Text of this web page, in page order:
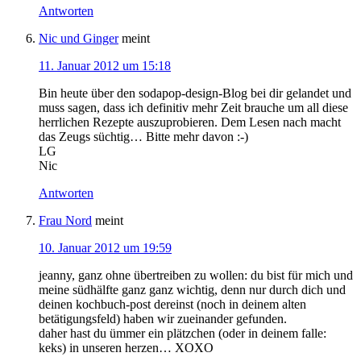
Antworten
Nic und Ginger meint
11. Januar 2012 um 15:18
Bin heute über den sodapop-design-Blog bei dir gelandet und
muss sagen, dass ich definitiv mehr Zeit brauche um all diese
herrlichen Rezepte auszuprobieren. Dem Lesen nach macht
das Zeugs süchtig… Bitte mehr davon :-)
LG
Nic
Antworten
Frau Nord meint
10. Januar 2012 um 19:59
jeanny, ganz ohne übertreiben zu wollen: du bist für mich und
meine südhälfte ganz ganz wichtig, denn nur durch dich und
deinen kochbuch-post dereinst (noch in deinem alten
betätigungsfeld) haben wir zueinander gefunden.
daher hast du ümmer ein plätzchen (oder in deinem falle:
keks) in unseren herzen… XOXO